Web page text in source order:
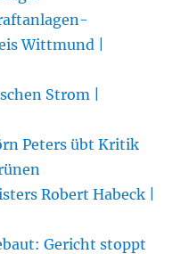
Wittmund |
Strom |
Peters übt Kritik
Robert Habeck |
Gericht stoppt